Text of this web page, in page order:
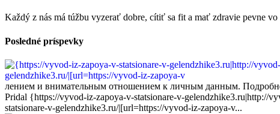
Každý z nás má túžbu vyzerať dobre, cítiť sa fit a mať zdravie pevne
Posledné príspevky
лением и внимательным отношением к личным данным.
Pridal {https://vyvod-iz-zapoya-v-statsionare-v-gelendzhike3.ru|http://
statsionare-v-gelendzhike3.ru/|[url=https://vyvod-iz-zapoya-v...